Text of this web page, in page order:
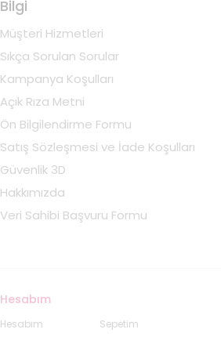
Bilgi
Müşteri Hizmetleri
Sıkça Sorulan Sorular
Kampanya Koşulları
Açık Rıza Metni
Ön Bilgilendirme Formu
Satış Sözleşmesi ve İade Koşulları
Güvenlik 3D
Hakkımızda
Veri Sahibi Başvuru Formu
Hesabım
Hesabım
Sepetim